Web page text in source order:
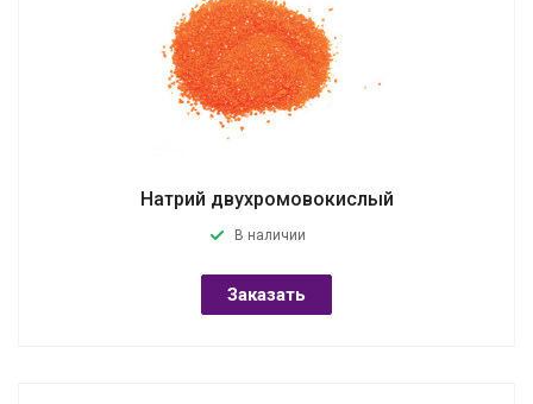
Натрий двухромовокислый
В наличии
Заказать